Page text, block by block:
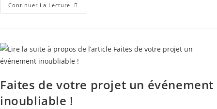
Continuer La Lecture
Faites de votre projet un événement
inoubliable !